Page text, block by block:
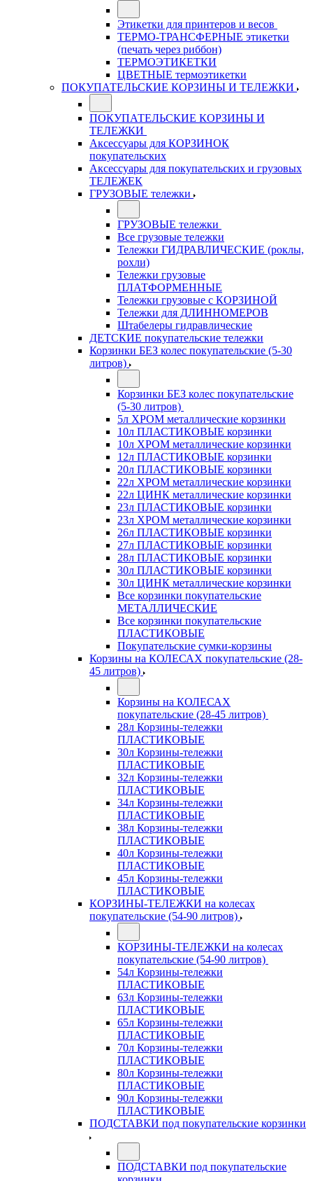
Этикетки для принтеров и весов
ТЕРМО-ТРАНСФЕРНЫЕ этикетки
(печать через риббон)
ТЕРМОЭТИКЕТКИ
ЦВЕТНЫЕ термоэтикетки
ПОКУПАТЕЛЬСКИЕ КОРЗИНЫ И ТЕЛЕЖКИ
ПОКУПАТЕЛЬСКИЕ КОРЗИНЫ И
ТЕЛЕЖКИ
Аксессуары для КОРЗИНОК
покупательских
Аксессуары для покупательских и грузовых
ТЕЛЕЖЕК
ГРУЗОВЫЕ тележки
ГРУЗОВЫЕ тележки
Все грузовые тележки
Тележки ГИДРАВЛИЧЕСКИЕ (роклы,
рохли)
Тележки грузовые
ПЛАТФОРМЕННЫЕ
Тележки грузовые с КОРЗИНОЙ
Тележки для ДЛИННОМЕРОВ
Штабелеры гидравлические
ДЕТСКИЕ покупательские тележки
Корзинки БЕЗ колес покупательские (5-30
литров)
Корзинки БЕЗ колес покупательские
(5-30 литров)
5л ХРОМ металлические корзинки
10л ПЛАСТИКОВЫЕ корзинки
10л ХРОМ металлические корзинки
12л ПЛАСТИКОВЫЕ корзинки
20л ПЛАСТИКОВЫЕ корзинки
22л ХРОМ металлические корзинки
22л ЦИНК металлические корзинки
23л ПЛАСТИКОВЫЕ корзинки
23л ХРОМ металлические корзинки
26л ПЛАСТИКОВЫЕ корзинки
27л ПЛАСТИКОВЫЕ корзинки
28л ПЛАСТИКОВЫЕ корзинки
30л ПЛАСТИКОВЫЕ корзинки
30л ЦИНК металлические корзинки
Все корзинки покупательские
МЕТАЛЛИЧЕСКИЕ
Все корзинки покупательские
ПЛАСТИКОВЫЕ
Покупательские сумки-корзины
Корзины на КОЛЕСАХ покупательские (28-
45 литров)
Корзины на КОЛЕСАХ
покупательские (28-45 литров)
28л Корзины-тележки
ПЛАСТИКОВЫЕ
30л Корзины-тележки
ПЛАСТИКОВЫЕ
32л Корзины-тележки
ПЛАСТИКОВЫЕ
34л Корзины-тележки
ПЛАСТИКОВЫЕ
38л Корзины-тележки
ПЛАСТИКОВЫЕ
40л Корзины-тележки
ПЛАСТИКОВЫЕ
45л Корзины-тележки
ПЛАСТИКОВЫЕ
КОРЗИНЫ-ТЕЛЕЖКИ на колесах
покупательские (54-90 литров)
КОРЗИНЫ-ТЕЛЕЖКИ на колесах
покупательские (54-90 литров)
54л Корзины-тележки
ПЛАСТИКОВЫЕ
63л Корзины-тележки
ПЛАСТИКОВЫЕ
65л Корзины-тележки
ПЛАСТИКОВЫЕ
70л Корзины-тележки
ПЛАСТИКОВЫЕ
80л Корзины-тележки
ПЛАСТИКОВЫЕ
90л Корзины-тележки
ПЛАСТИКОВЫЕ
ПОДСТАВКИ под покупательские корзинки
ПОДСТАВКИ под покупательские